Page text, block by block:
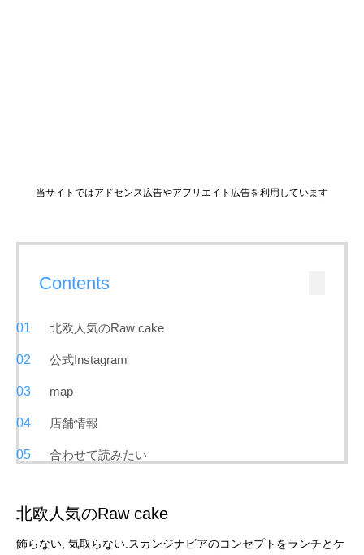
当サイトではアドセンス広告やアフリエイト広告を利用しています
Contents
北欧人気のRaw cake
公式Instagram
map
店舗情報
合わせて読みたい
北欧人気のRaw cake
飾らない, 気取らない.スカンジナビアのコンセプトをランチとケ